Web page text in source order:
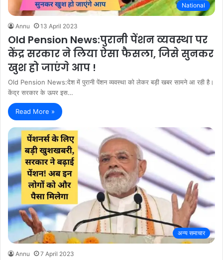
National
Annu 13 April 2023
Old Pension News:पुरानी पेंशन व्यवस्था पर
केंद्र सरकार ने लिया ऐसा फैसला, जिसे सुनकर
खुश हो जाएंगे आप !
Old Pension News:देश में पुरानी पेंशन व्यवस्था को लेकर बड़ी खबर सामने आ रही है।
केंद्र सरकार के ऊपर इस…
Read More »
अन्य समाचार
Annu 7 April 2023